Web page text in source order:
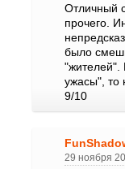
Отличный
прочего.
было
"жителей".
ужасы", то
9/10
29 ноября